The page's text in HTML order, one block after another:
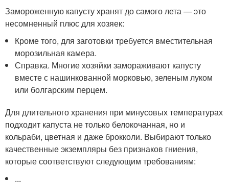
Замороженную капусту хранят до самого лета — это
несомненный плюс для хозяек:
Кроме того, для заготовки требуется вместительная
морозильная камера.
Справка. Многие хозяйки замораживают капусту
вместе с нашинкованной морковью, зеленым луком
или болгарским перцем.
Для длительного хранения при минусовых температурах
подходит капуста не только белокочанная, но и
кольраби, цветная и даже брокколи. Выбирают только
качественные экземпляры без признаков гниения,
которые соответствуют следующим требованиям:
...